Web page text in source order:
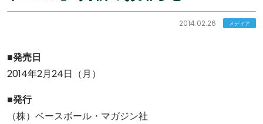
2014.02.26 メディア
■発売日
2014年2月24日（月）
■発行
（株）ベースボール・マガジン社